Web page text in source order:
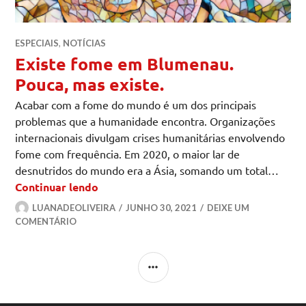
ESPECIAIS, NOTÍCIAS
Existe fome em Blumenau.
Pouca, mas existe.
Acabar com a fome do mundo é um dos principais
problemas que a humanidade encontra. Organizações
internacionais divulgam crises humanitárias envolvendo
fome com frequência. Em 2020, o maior lar de
desnutridos do mundo era a Ásia, somando um total…
Continuar lendo
LUANADEOLIVEIRA JUNHO 30, 2021
DEIXE UM
COMENTÁRIO
LATERAL